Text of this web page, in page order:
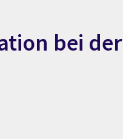
bei der